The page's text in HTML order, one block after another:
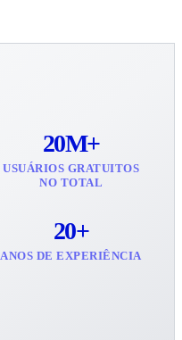
20M+
USUÁRIOS GRATUITOS
NO TOTAL
20+
ANOS DE EXPERIÊNCIA